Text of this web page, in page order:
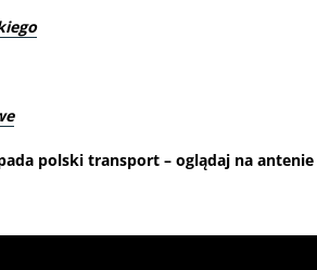
polski transport – oglądaj na antenie